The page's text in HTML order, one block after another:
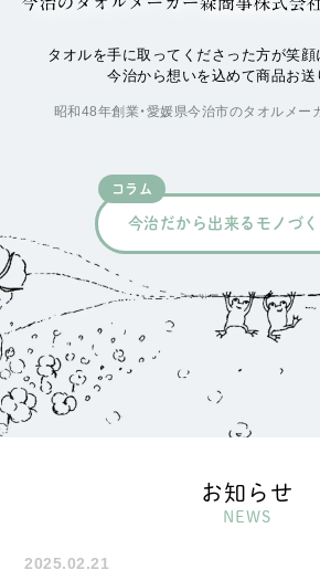
タオルを手に取ってくださった方が笑顔
今治から想いを込めて商品お送
昭和48年創業・愛媛県今治市のタオルメー
コラム
今治だから出来るモノづく
お知らせ
NEWS
2025.02.21